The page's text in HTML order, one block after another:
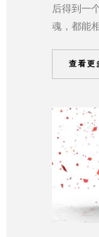
后得到一
魂，都能
查看更